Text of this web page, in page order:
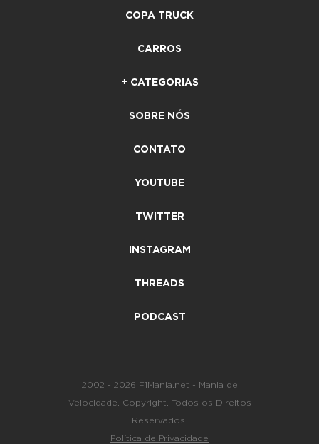
COPA TRUCK
CARROS
+ CATEGORIAS
SOBRE NÓS
CONTATO
YOUTUBE
TWITTER
INSTAGRAM
THREADS
PODCAST
2002 - 2026 F1Mania.net - Mania de
Velocidade. Copyright. Todos os Direitos
Reservados.
Política de Privacidade